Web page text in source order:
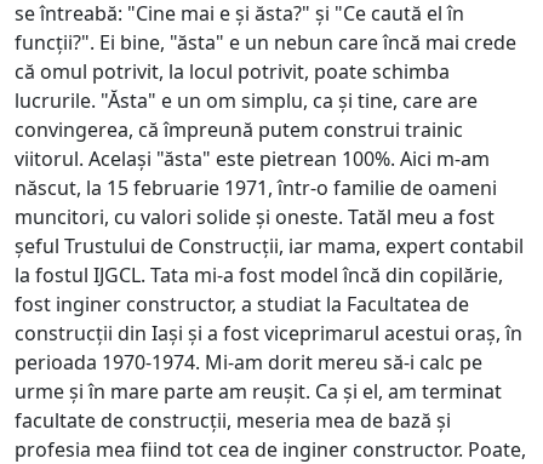
se întreabă: "Cine mai e și ăsta?" și "Ce caută el în
funcții?". Ei bine, "ăsta" e un nebun care încă mai crede
că omul potrivit, la locul potrivit, poate schimba
lucrurile. "Ăsta" e un om simplu, ca și tine, care are
convingerea, că împreună putem construi trainic
viitorul. Același "ăsta" este pietrean 100%. Aici m-am
născut, la 15 februarie 1971, într-o familie de oameni
muncitori, cu valori solide și oneste. Tatăl meu a fost
șeful Trustului de Construcții, iar mama, expert contabil
la fostul IJGCL. Tata mi-a fost model încă din copilărie,
fost inginer constructor, a studiat la Facultatea de
construcții din Iași și a fost viceprimarul acestui oraș, în
perioada 1970-1974. Mi-am dorit mereu să-i calc pe
urme și în mare parte am reușit. Ca și el, am terminat
facultate de construcții, meseria mea de bază și
profesia mea fiind tot cea de inginer constructor. Poate,